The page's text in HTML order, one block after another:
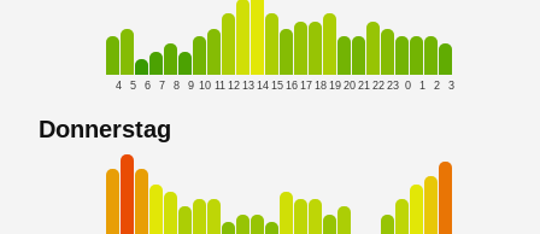
4 5 6 7 8 9 10 11 12 13 14 15 16 17 18 19 20 21 22 23 0 1 2 3
Donnerstag